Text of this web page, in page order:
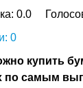
0.0
0
купить
по самым